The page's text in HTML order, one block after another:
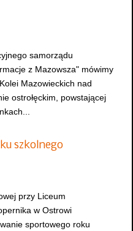
samorządu
z Mazowsza" mówimy
Mazowieckich nad
ostrołęckim, powstającej
szkolnego
przy Liceum
w Ostrowi
sportowego roku